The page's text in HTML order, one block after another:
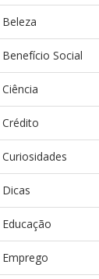
Beleza
Benefício Social
Ciência
Crédito
Curiosidades
Dicas
Educação
Emprego